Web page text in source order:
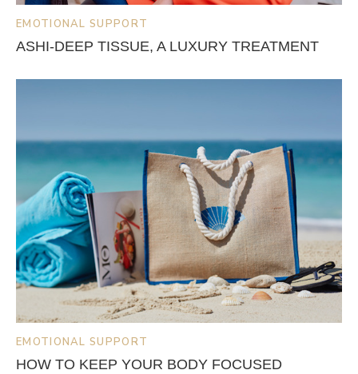
EMOTIONAL SUPPORT
ASHI-DEEP TISSUE, A LUXURY TREATMENT
EMOTIONAL SUPPORT
HOW TO KEEP YOUR BODY FOCUSED